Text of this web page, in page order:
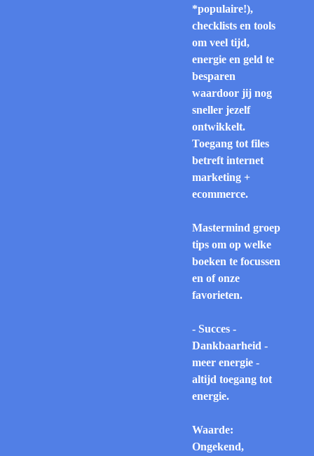
*populaire!),
checklists en tools
om veel tijd,
energie en geld te
besparen
waardoor jij nog
sneller jezelf
ontwikkelt.
Toegang tot files
betreft internet
marketing +
ecommerce.
Mastermind groep
tips om op welke
boeken te focussen
en of onze
favorieten.
- Succes -
Dankbaarheid -
meer energie -
altijd toegang tot
energie.
Waarde:
Ongekend,